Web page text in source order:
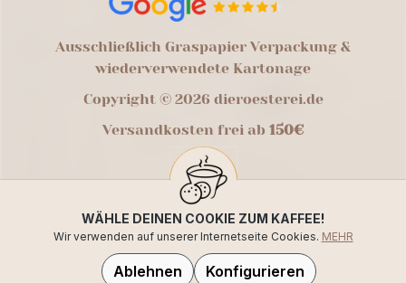
Ausschließlich Graspapier Verpackung &
wiederverwendete Kartonage
Copyright © 2026 dieroesterei.de
Versandkosten frei ab 150€
WÄHLE DEINEN COOKIE ZUM KAFFEE!
Wir verwenden auf unserer Internetseite Cookies. MEHR
Ablehnen Konfigurieren